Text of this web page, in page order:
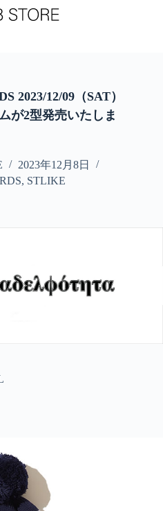
2023/12/09（SAT）
が2型発売いたしま
2023年12月8日
, STLIKE